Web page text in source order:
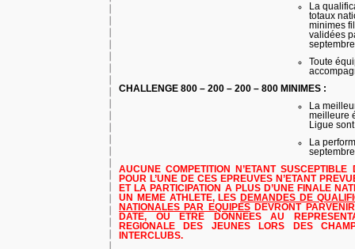
La
totaux
minimes
validées
Toute
CHALLENGE 800 – 200 – 200 – 800 MINIMES :
La
meilleure
Ligue
La
AUCUNE COMPETITION N’ETANT
POUR L’UNE DE CES EPREUVES N’ETANT
ET LA PARTICIPATION A PLUS D’UNE FINALE
UN MEME ATHLETE, LES DEMANDES DE
NATIONALES PAR EQUIPESDEVRONT
DATE, OU ETRE DONNEES AU
REGIONALE DES JEUNES LORS DES
INTERCLUBS.